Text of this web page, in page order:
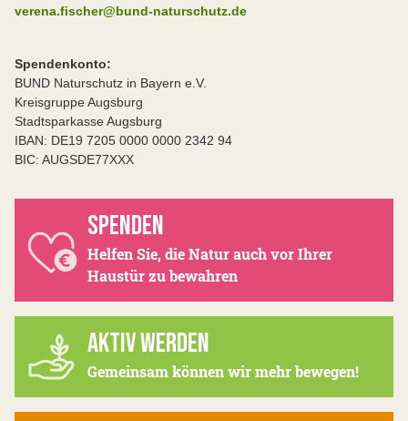
verena.fischer@bund-naturschutz.de
Spendenkonto:
BUND Naturschutz in Bayern e.V.
Kreisgruppe Augsburg
Stadtsparkasse Augsburg
IBAN: DE19 7205 0000 0000 2342 94
BIC: AUGSDE77XXX
SPENDEN
Helfen Sie, die Natur auch vor Ihrer
Haustür zu bewahren
AKTIV WERDEN
Gemeinsam können wir mehr bewegen!